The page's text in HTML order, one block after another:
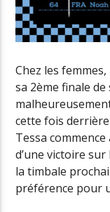
Chez les femmes,
sa 2ème finale
cette fois
Tessa
d’une victoire sur
la timbale
préférence pour